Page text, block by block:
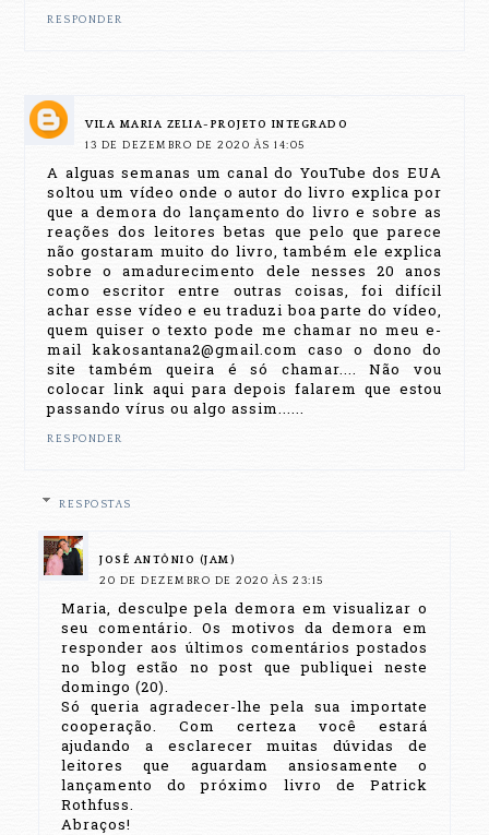
RESPONDER
VILA MARIA ZELIA-PROJETO INTEGRADO
13 DE DEZEMBRO DE 2020 ÀS 14:05
A alguas semanas um canal do YouTube dos EUA
soltou um vídeo onde o autor do livro explica por
que a demora do lançamento do livro e sobre as
reações dos leitores betas que pelo que parece
não gostaram muito do livro, também ele explica
sobre o amadurecimento dele nesses 20 anos
como escritor entre outras coisas, foi difícil
achar esse vídeo e eu traduzi boa parte do vídeo,
quem quiser o texto pode me chamar no meu e-
mail kakosantana2@gmail.com caso o dono do
site também queira é só chamar.... Não vou
colocar link aqui para depois falarem que estou
passando vírus ou algo assim......
RESPONDER
RESPOSTAS
JOSÉ ANTÔNIO (JAM)
20 DE DEZEMBRO DE 2020 ÀS 23:15
Maria, desculpe pela demora em visualizar o
seu comentário. Os motivos da demora em
responder aos últimos comentários postados
no blog estão no post que publiquei neste
domingo (20).
Só queria agradecer-lhe pela sua importate
cooperação. Com certeza você estará
ajudando a esclarecer muitas dúvidas de
leitores que aguardam ansiosamente o
lançamento do próximo livro de Patrick
Rothfuss.
Abraços!